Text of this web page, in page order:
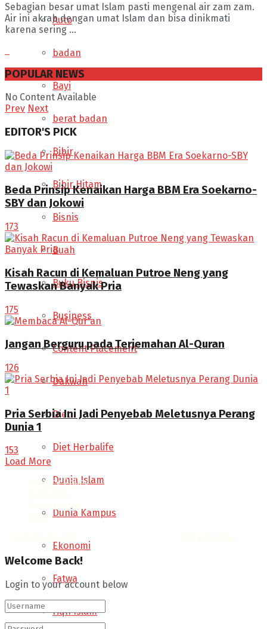
Auto
badan
Bayi
berat badan
Bibir
Bibir Hitam
Bisnis
Buah
Buku Bisnis
Business
Content Placement
Dakwah
Diet
Diet Herbalife
Dunia Islam
Dunia Kampus
Ekonomi
Fatwa
Fiqh Islam
Sebagian besar umat Islam pasti mengenal air zam zam.
Air ini akrab dengan umat Islam dan bisa dinikmati
karena sering ...
POPULAR NEWS
No Content Available
Prev Next
EDITOR'S PICK
Beda Prinsip Kenaikan Harga BBM Era Soekarno-
SBY dan Jokowi
173
Kisah Racun di Kemaluan Putroe Neng yang
Tewaskan Banyak Pria
175
Jangan Berguru pada Terjemahan Al-Quran
126
Pria Serbia Ini Jadi Penyebab Meletusnya Perang
Dunia 1
153
Load More
Privacy Policy
Kontributor
Iklan
Welcome Back!
Login to your account below